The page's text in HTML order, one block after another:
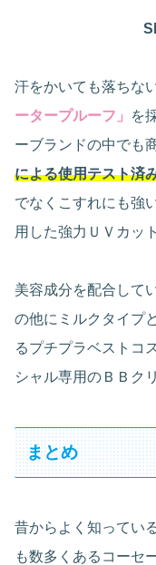
汗をかいても落ちな
ータープルーフ」
を
ーブランドの中でも
による使用テスト済
でなくこすれにも強
用した強力ＵＶカッ
美容成分を配合して
の他にミルクタイプ
るプチプラベストコ
シャル専用のＢＢク
まとめ
昔からよく知ってい
も数多くあるコーセ